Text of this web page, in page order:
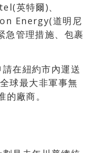
英特爾)、
Energy(道明尼
急管理措施、包裹
在紐約市內運送
球最大非軍事無
廠商。